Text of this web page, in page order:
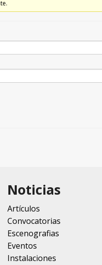
Noticias
Artículos
Convocatorias
Escenografias
Eventos
Instalaciones